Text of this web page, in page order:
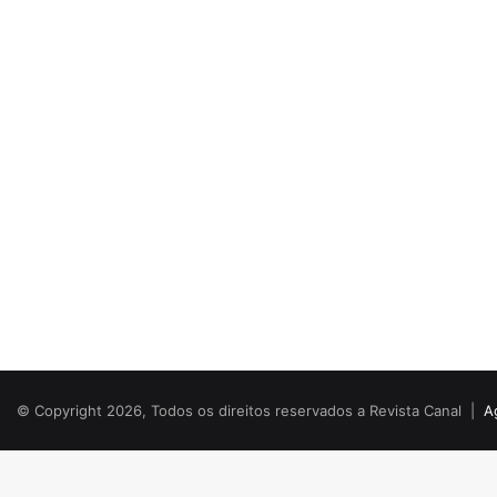
© Copyright 2026, Todos os direitos reservados a Revista Canal |